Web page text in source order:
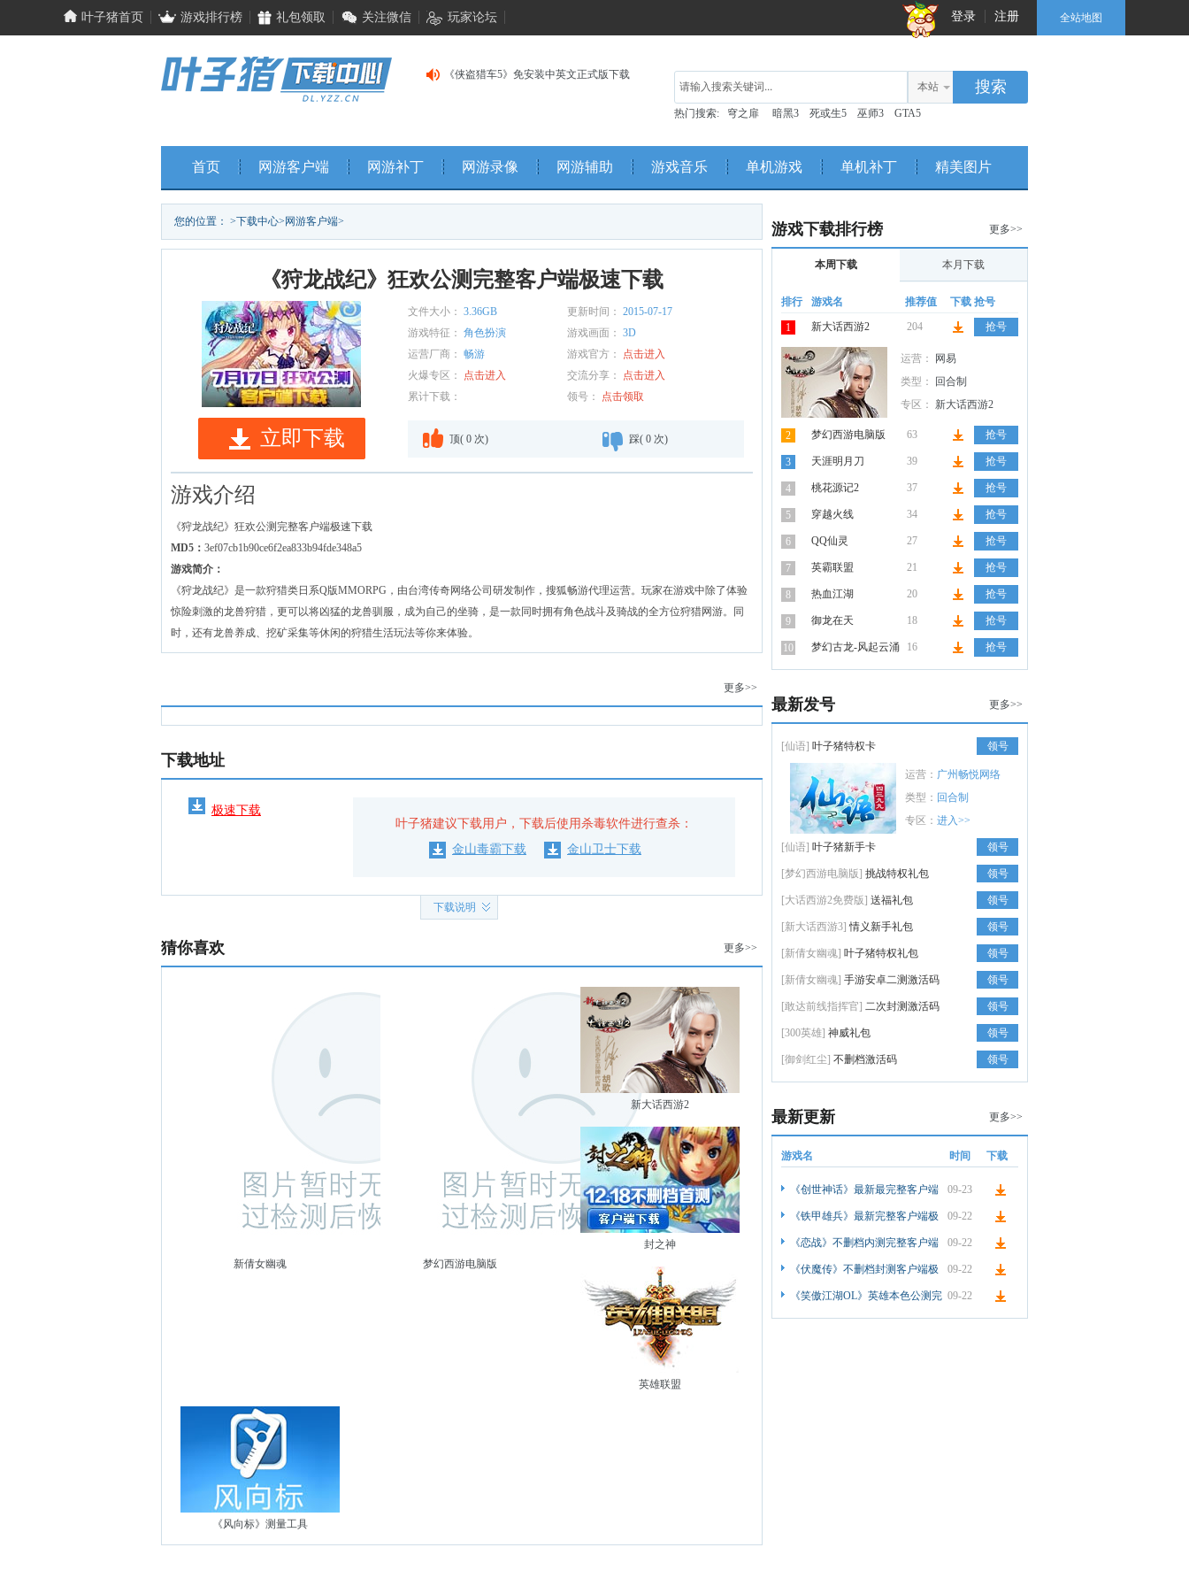
叶子猪首页 游戏排行榜 礼包领取 关注微信 玩家论坛 登录 注册 全站地图
《侠盗猎车5》免安装中英文正式版下载
本站
热门搜索: 穹之扉 暗黑3 死或生5 巫师3 GTA5
首页 网游客户端 网游补丁 网游录像 网游辅助 游戏音乐 单机游戏 单机补丁 精美图片
您的位置： >下载中心> 网游客户端>
《狩龙战纪》狂欢公测完整客户端极速下载
立即下载
文件大小： 3.36GB 更新时间： 2015-07-17
游戏特征： 角色扮演 游戏画面： 3D
运营厂商： 畅游 游戏官方： 点击进入
火爆专区： 点击进入 交流分享： 点击进入
累计下载：
领号： 点击领取
顶( 0 次) 踩( 0 次)
游戏介绍
《狩龙战纪》狂欢公测完整客户端极速下载
MD5： 3ef07cb1b90ce6f2ea833b94fde348a5
游戏简介：
《狩龙战纪》是一款狩猎类日系Q版MMORPG，由台湾传奇网络公司研发制作，搜狐畅游代理运营。玩家在游戏中除了体验
惊险刺激的龙兽狩猎，更可以将凶猛的龙兽驯服，成为自己的坐骑，是一款同时拥有角色战斗及骑战的全方位狩猎网游。同
时，还有龙兽养成、挖矿采集等休闲的狩猎生活玩法等你来体验。
更多>>
下载地址
极速下载
叶子猪建议下载用户，下载后使用杀毒软件进行查杀：
金山毒霸下载
金山卫士下载
下载说明
更多>>
猜你喜欢
新倩女幽魂 梦幻西游电脑版
新大话西游2
封之神
英雄联盟
《风向标》测量工具
更多>>
游戏下载排行榜
本周下载 本月下载
排行 游戏名 推荐值 下载 抢号
1 新大话西游2 204 抢号
运营：
网易
类型：
回合制
专区： 新大话西游2
2 梦幻西游电脑版 63 抢号
3 天涯明月刀 39 抢号
4 桃花源记2 37 抢号
5 穿越火线 34 抢号
6 QQ仙灵 27 抢号
7 英霸联盟 21 抢号
8 热血江湖 20 抢号
9 御龙在天 18 抢号
10 梦幻古龙-风起云涌 16 抢号
更多>>
最新发号
领号
[仙语] 叶子猪特权卡
运营： 广州畅悦网络
类型： 回合制
专区： 进入>>
领号
[仙语] 叶子猪新手卡
领号
[梦幻西游电脑版] 挑战特权礼包
领号
[大话西游2免费版] 送福礼包
领号
[新大话西游3] 情义新手礼包
领号
[新倩女幽魂] 叶子猪特权礼包
领号
[新倩女幽魂] 手游安卓二测激活码
领号
[敢达前线指挥官] 二次封测激活码
领号
[300英雄] 神威礼包
领号
[御剑红尘] 不删档激活码
更多>>
最新更新
游戏名 时间 下载
《创世神话》最新最完整客户端
极速下载
09-23
《铁甲雄兵》最新完整客户端极
速下载
09-22
《恋战》不删档内测完整客户端
极速下载
09-22
《伏魔传》不删档封测客户端极
速下载
09-22
《笑傲江湖OL》英雄本色公测完
整客户端下载
09-22